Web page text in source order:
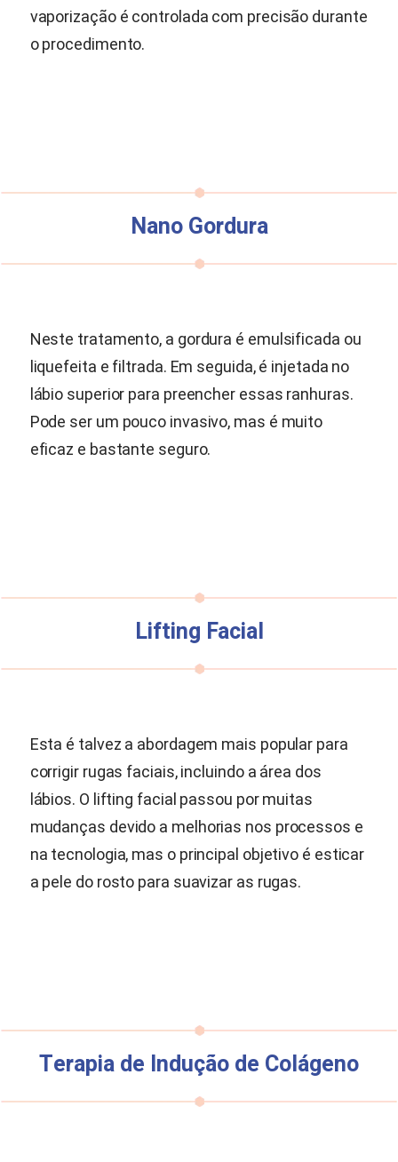
vaporização é controlada com precisão durante
o procedimento.
Nano Gordura
Neste tratamento, a gordura é emulsificada ou
liquefeita e filtrada. Em seguida, é injetada no
lábio superior para preencher essas ranhuras.
Pode ser um pouco invasivo, mas é muito
eficaz e bastante seguro.
Lifting Facial
Esta é talvez a abordagem mais popular para
corrigir rugas faciais, incluindo a área dos
lábios. O lifting facial passou por muitas
mudanças devido a melhorias nos processos e
na tecnologia, mas o principal objetivo é esticar
a pele do rosto para suavizar as rugas.
Terapia de Indução de Colágeno